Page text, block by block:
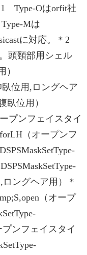
1 Type-Oはorfit社
Mは
に対応。＊2
頭頸部用シェル
）
臥位用,ロングヘア
臥位用）
ープンフェイスタイ
（オープンフ
ロングヘア用）＊
（オープ
プンフェイスタイ